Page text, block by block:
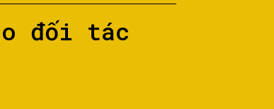
đối tác